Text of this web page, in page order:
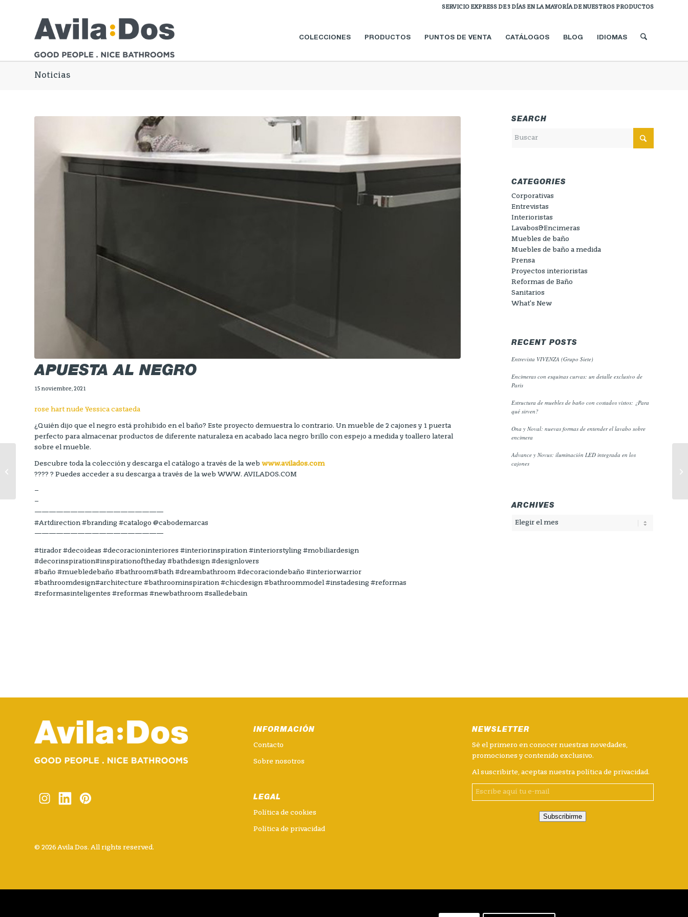
SERVICIO EXPRESS DE 3 DÍAS EN LA MAYORÍA DE NUESTROS PRODUCTOS
COLECCIONES PRODUCTOS PUNTOS DE VENTA CATÁLOGOS BLOG IDIOMAS
Noticias
APUESTA AL NEGRO
15 noviembre, 2021
rose hart nude Yessica castaeda
¿Quién dijo que el negro está prohibido en el baño? Este proyecto demuestra lo contrario. Un mueble de 2 cajones y 1 puerta
perfecto para almacenar productos de diferente naturaleza en acabado laca negro brillo con espejo a medida y toallero lateral
sobre el mueble.
Descubre toda la colección y descarga el catálogo a través de la web www.avilados.com
???? ? Puedes acceder a su descarga a través de la web WWW. AVILADOS.COM
–
–
——————————————————
#Artdirection #branding #catalogo @cabodemarcas
——————————————————
#tirador #decoideas #decoracioninteriores #interiorinspiration #interiorstyling #mobiliardesign
#decorinspiration#inspirationoftheday #bathdesign #designlovers
#baño #muebledebaño #bathroom#bath #dreambathroom #decoraciondebaño #interiorwarrior
#bathroomdesign#architecture #bathroominspiration #chicdesign #bathroommodel #instadesing #reformas
#reformasinteligentes #reformas #newbathroom #salledebain
SEARCH
CATEGORIES
Corporativas
Entrevistas
Interioristas
Lavabos&Encimeras
Muebles de baño
Muebles de baño a medida
Prensa
Proyectos interioristas
Reformas de Baño
Sanitarios
What's New
RECENT POSTS
Entrevista VIVENZA (Grupo Siete)
Encimeras con esquinas curvas: un detalle exclusivo de
Paris
Estructura de muebles de baño con costados vistos: ¿Para
qué sirven?
Ona y Noval: nuevas formas de entender el lavabo sobre
encimera
Advance y Novus: iluminación LED integrada en los
cajones
ARCHIVES
© 2026 Avila Dos. All rights reserved.
INFORMACIÓN
Contacto
Sobre nosotros
LEGAL
Política de cookies
Política de privacidad
NEWSLETTER
Sé el primero en conocer nuestras novedades,
promociones y contenido exclusivo.
Al suscribirte, aceptas nuestrapolítica de privacidad.
Subscribirme
SE ACABARON LAS
PAREDES LISAS EN